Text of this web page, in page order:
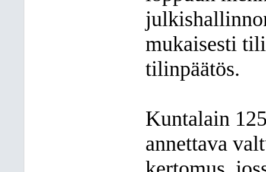
mukaisesti
tilinpäätös.
Kuntalain
annettava